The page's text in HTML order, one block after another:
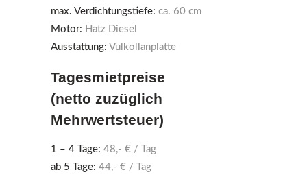
max. Verdichtungstiefe: ca. 60 cm
Motor: Hatz Diesel
Ausstattung: Vulkollanplatte
Tagesmietpreise
(netto zuzüglich
Mehrwertsteuer)
1 – 4 Tage: 48,- € / Tag
ab 5 Tage: 44,- € / Tag